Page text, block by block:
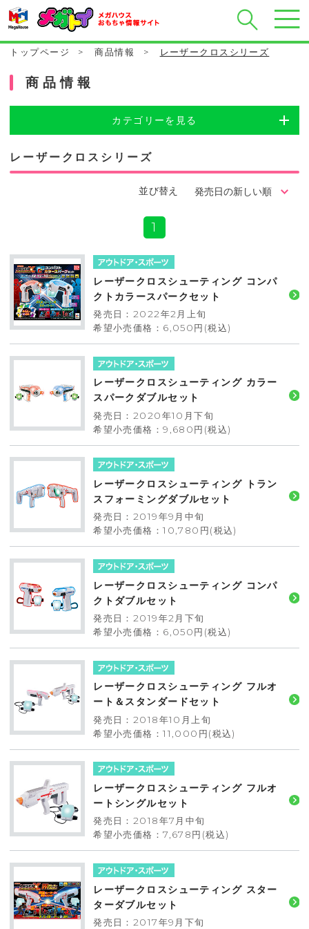
トップページ > 商品情報 > レーザークロスシリーズ
商品情報
カテゴリーを見る
レーザークロスシリーズ
並び替え
1
レーザークロスシューティング コンパ
クトカラースパークセット
発売日：2022年2月上旬
希望小売価格：6,050円(税込)
レーザークロスシューティング カラー
スパークダブルセット
発売日：2020年10月下旬
希望小売価格：9,680円(税込)
レーザークロスシューティング トラン
スフォーミングダブルセット
発売日：2019年9月中旬
希望小売価格：10,780円(税込)
レーザークロスシューティング コンパ
クトダブルセット
発売日：2019年2月下旬
希望小売価格：6,050円(税込)
レーザークロスシューティング フルオ
ート＆スタンダードセット
発売日：2018年10月上旬
希望小売価格：11,000円(税込)
レーザークロスシューティング フルオ
ートシングルセット
発売日：2018年7月中旬
希望小売価格：7,678円(税込)
レーザークロスシューティング スター
ターダブルセット
発売日：2017年9月下旬